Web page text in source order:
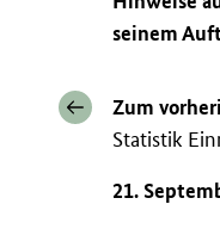
seinem
Zum
Statistik
21.